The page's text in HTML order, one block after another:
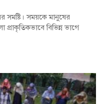
সমষ্টি। সময়কে মানুষের
বিভিন্ন ভাগে